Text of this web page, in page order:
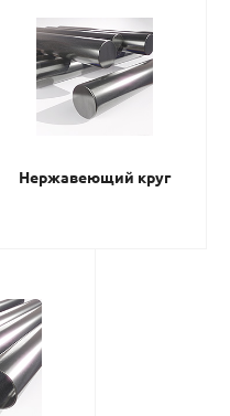
Нержавеющий круг